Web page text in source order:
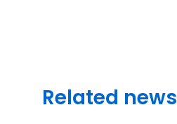
Related news